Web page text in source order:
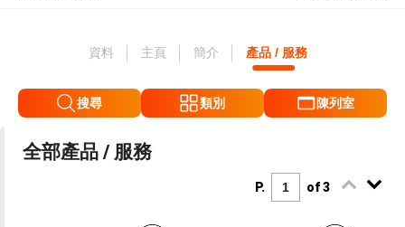
資料 主頁 簡介 產品 / 服務
搜尋 類別 陳列室
全部產品 / 服務
P. of 3